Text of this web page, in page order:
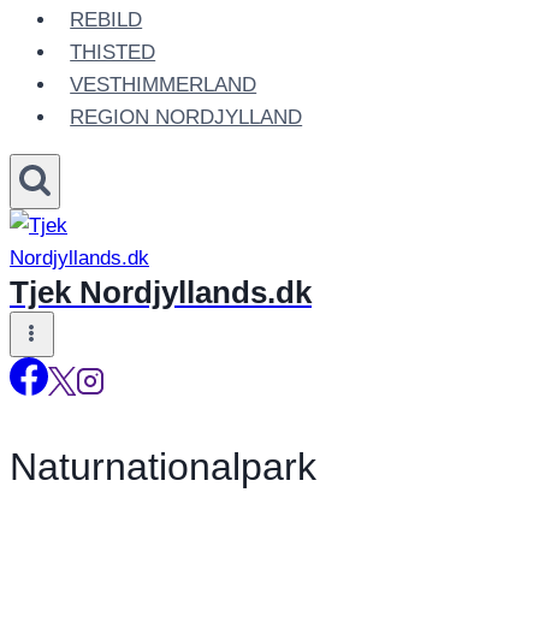
REBILD
THISTED
VESTHIMMERLAND
REGION NORDJYLLAND
Tjek Nordjyllands.dk
Naturnationalpark